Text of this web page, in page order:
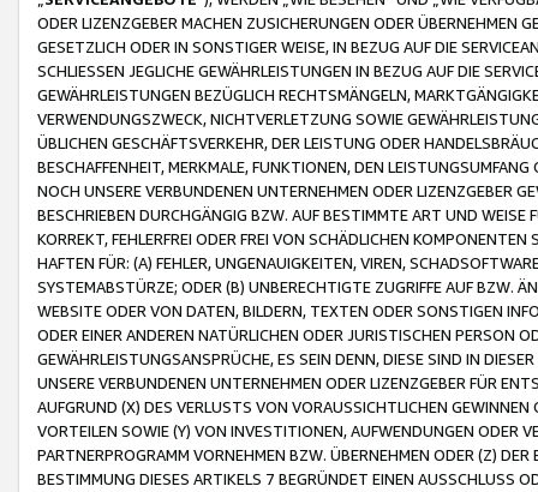
ODER LIZENZGEBER MACHEN ZUSICHERUNGEN ODER ÜBERNEHMEN
GESETZLICH ODER IN SONSTIGER WEISE, IN BEZUG AUF DIE
SCHLIESSEN JEGLICHE GEWÄHRLEISTUNGEN IN BEZUG AUF DIE
GEWÄHRLEISTUNGEN BEZÜGLICH RECHTSMÄNGELN,
VERWENDUNGSZWECK, NICHTVERLETZUNG SOWIE
ÜBLICHEN GESCHÄFTSVERKEHR, DER LEISTUNG ODER
BESCHAFFENHEIT, MERKMALE, FUNKTIONEN, DEN
NOCH UNSERE VERBUNDENEN UNTERNEHMEN ODER LIZENZGEBER
BESCHRIEBEN DURCHGÄNGIG BZW. AUF BESTIMMTE ART UND
KORREKT, FEHLERFREI ODER FREI VON SCHÄDLICHEN
HAFTEN FÜR: (A) FEHLER, UNGENAUIGKEITEN, VIREN,
SYSTEMABSTÜRZE; ODER (B) UNBERECHTIGTE ZUGRIFFE AUF BZW.
WEBSITE ODER VON DATEN, BILDERN, TEXTEN ODER SONSTIGEN
ODER EINER ANDEREN NATÜRLICHEN ODER JURISTISCHEN PERSON
GEWÄHRLEISTUNGSANSPRÜCHE, ES SEIN DENN, DIESE SIND IN
UNSERE VERBUNDENEN UNTERNEHMEN ODER LIZENZGEBER FÜR
AUFGRUND (X) DES VERLUSTS VON VORAUSSICHTLICHEN
VORTEILEN SOWIE (Y) VON INVESTITIONEN, AUFWENDUNGEN ODER
PARTNERPROGRAMM VORNEHMEN BZW. ÜBERNEHMEN ODER (Z)
BESTIMMUNG DIESES ARTIKELS 7 BEGRÜNDET EINEN AUSSCHLUSS